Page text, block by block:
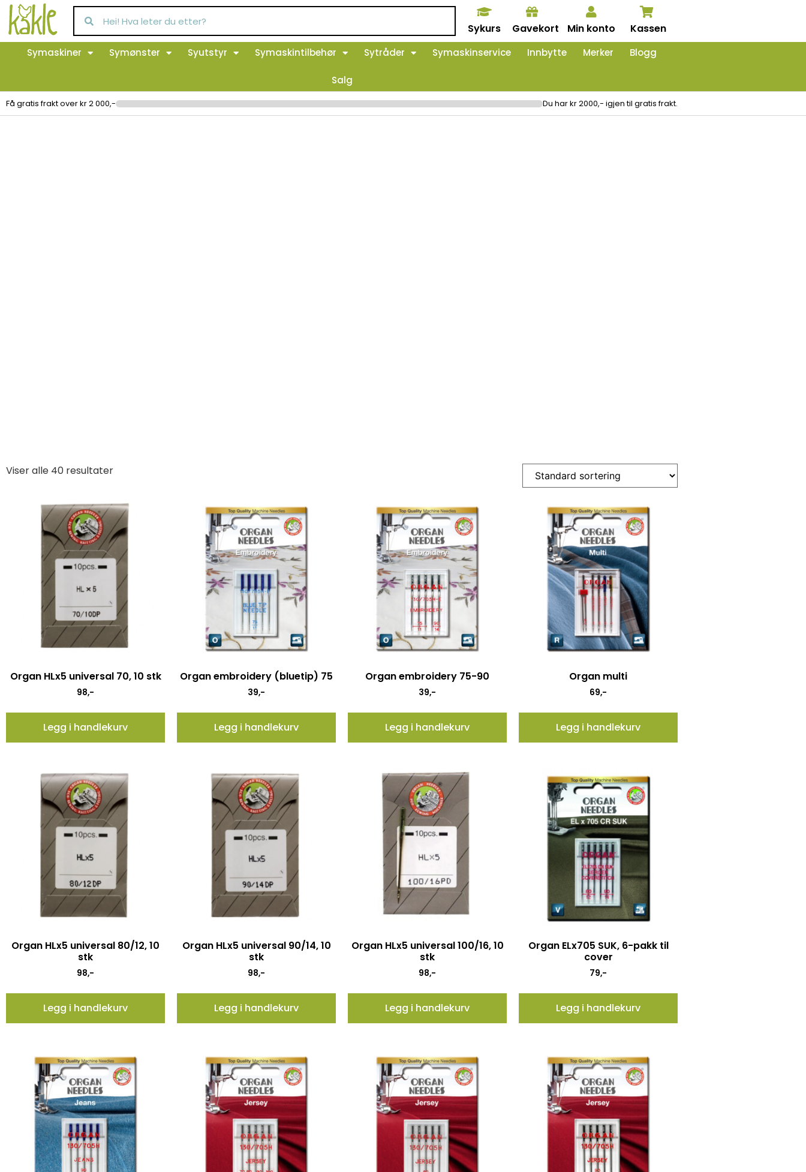
Sykurs Gavekort Min konto Kassen
Symaskiner Symønster Syutstyr Symaskintilbehør Sytråder Symaskinservice Innbytte Merker Blogg
Salg
Få gratis frakt over kr 2 000,- Du har kr 2000,- igjen til gratis frakt.
Viser alle 40 resultater
Organ HLx5 universal 70, 10 stk
98,-
Legg i handlekurv
Organ embroidery (bluetip) 75
39,-
Legg i handlekurv
Organ embroidery 75-90
39,-
Legg i handlekurv
Organ multi
69,-
Legg i handlekurv
Organ HLx5 universal 80/12, 10
stk
98,-
Legg i handlekurv
Organ HLx5 universal 90/14, 10
stk
98,-
Legg i handlekurv
Organ HLx5 universal 100/16, 10
stk
98,-
Legg i handlekurv
Organ ELx705 SUK, 6-pakk til
cover
79,-
Legg i handlekurv